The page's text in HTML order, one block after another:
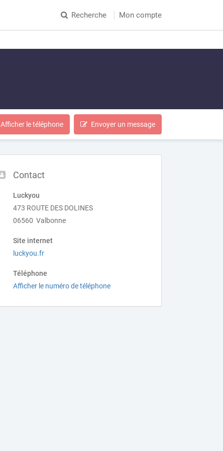
Recherche Mon compte
Afficher le téléphone Envoyer un message
Contact
Luckyou
473 ROUTE DES DOLINES
06560 Valbonne
Site internet
luckyou.fr
Téléphone
Afficher le numéro de téléphone